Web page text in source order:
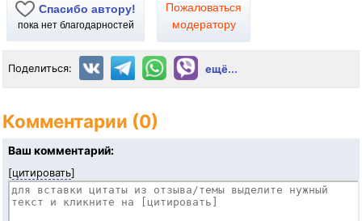
Спасибо автору!
пока нет благодарностей
Пожаловаться
модератору
Поделиться: ещё...
Комментарии (0)
Ваш комментарий:
[цитировать]